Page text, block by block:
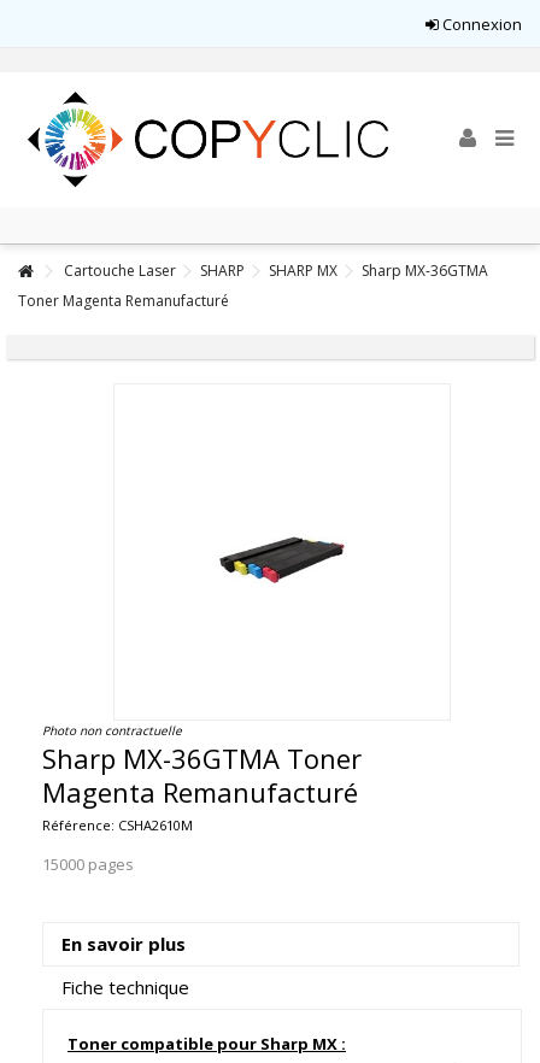
Connexion
Cartouche Laser SHARP SHARP MX
Sharp MX-36GTMA
Toner Magenta Remanufacturé
Photo non contractuelle
Sharp MX-36GTMA Toner
Magenta Remanufacturé
Référence: CSHA2610M
15000 pages
En savoir plus
Fiche technique
Toner compatible pour Sharp MX :